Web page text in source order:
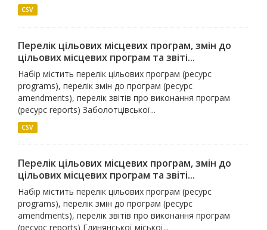
CSV
Перелік цільових місцевих програм, змін до
цільових місцевих програм та звіті...
Набір містить перелік цільових програм (ресурс
programs), перелік змін до програм (ресурс
amendments), перелік звітів про виконання програм
(ресурс reports) Заболотцівської...
CSV
Перелік цільових місцевих програм, змін до
цільових місцевих програм та звіті...
Набір містить перелік цільових програм (ресурс
programs), перелік змін до програм (ресурс
amendments), перелік звітів про виконання програм
(ресурс reports) Глинянської міської...